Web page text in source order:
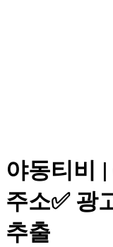
야동티비
주소✅ 광
추출